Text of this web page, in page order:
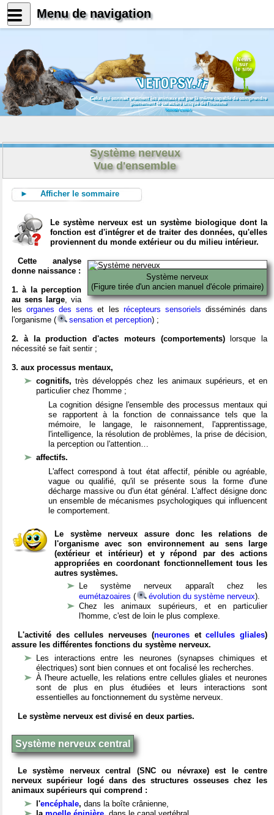
News
sur
le site
Celui qui connait vraiment les animaux est par là même capable de comprendre
pleinement le caractère unique de l'homme
Konrad Lorenz
Système nerveux
Vue d'ensemble
► Afficher le sommaire
Le système nerveux est un système biologique dont la
fonction est d'intégrer et de traiter des données, qu'elles
proviennent du monde extérieur ou du milieu intérieur.
Système nerveux
(Figure tirée d'un ancien manuel d'école primaire)
Cette analyse
donne naissance :
1. à la perception
au sens large, via
lesorganes des sens et les récepteurs sensoriels disséminés dans
l'organisme (
sensation et perception) ;
2. à la production d'actes moteurs (comportements)lorsque la
nécessité se fait sentir ;
3. aux processus mentaux,
cognitifs,très développés chez les animaux supérieurs, et en
particulier chez l'homme ;
La cognition désigne l'ensemble des processus mentaux qui
se rapportent à la fonction de connaissance tels que la
mémoire, le langage, le raisonnement, l'apprentissage,
l'intelligence, la résolution de problèmes, la prise de décision,
la perception ou l'attention…
affectifs.
L'affect correspond à tout état affectif, pénible ou agréable,
vague ou qualifié, qu'il se présente sous la forme d'une
décharge massive ou d'un état général. L'affect désigne donc
un ensemble de mécanismes psychologiques qui influencent
le comportement.
Le système nerveux assure donc les relations de
l'organisme avec son environnement au sens large
(extérieur et intérieur) et y répond par des actions
appropriées en coordonant fonctionnellement tous les
autres systèmes.
Le système nerveux apparaît chez les
eumétazoaires ( évolution du système nerveux).
Chez les animaux supérieurs, et en particulier
l'homme, c'est de loin le plus complexe.
L'activité des cellules nerveuses (neuronesetcellules gliales)
assure les différentes fonctions du système nerveux.
Les interactions entre les neurones (synapses chimiques et
électriques) sont bien connues et ont focalisé les recherches.
À l'heure actuelle, les relations entre cellules gliales et neurones
sont de plus en plus étudiées et leurs interactions sont
essentielles au fonctionnement du système nerveux.
Le système nerveux est divisé en deux parties.
Système nerveux central
Le système nerveux central (SNC ou névraxe) est le centre
nerveux supérieur logé dans des structures osseuses chez les
animaux supérieurs qui comprend :
l'encéphale, dans la boîte crânienne,
Menu de navigation